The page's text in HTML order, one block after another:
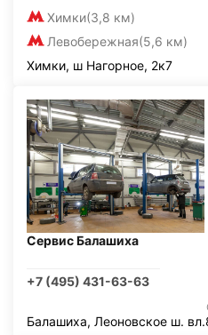
Химки(3,8 км)
Левобережная(5,6 км)
Химки, ш Нагорное, 2к7
Сервис Балашиха
+7 (495) 431-63-63
Балашиха, Леоновское ш.